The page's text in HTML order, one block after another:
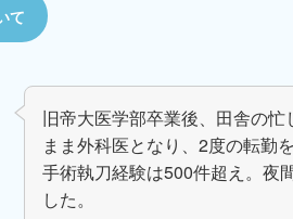
て
旧帝大医学部卒業後、田舎の
まま外科医となり、2度の転勤
手術執刀経験は500件超え。夜
した。